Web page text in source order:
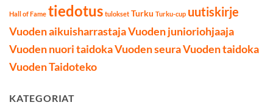
Hall of Fame tiedotus tulokset Turku Turku-cup uutiskirje
Vuoden aikuisharrastajaVuoden junioriohjaaja
Vuoden nuori taidokaVuoden seuraVuoden taidoka
Vuoden Taidoteko
KATEGORIAT